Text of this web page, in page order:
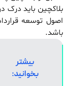
بلاکچین باید درک
اصول توسعه
باشد.
بیشتر
بخوانید: